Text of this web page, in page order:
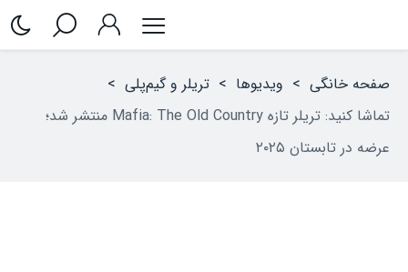
صفحه خانگی > ویدیوها > تریلر و گیم‌پلی >
تماشا کنید: تریلر تازه Mafia: The Old Country منتشر شد؛
عرضه در تابستان ۲۰۲۵